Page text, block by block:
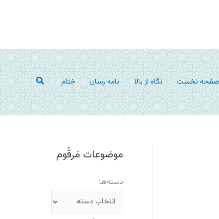
نخست نگاه از بالا نامه رسان خِتام جستجو
موضوعات مَرقُوم
دسته‌ها